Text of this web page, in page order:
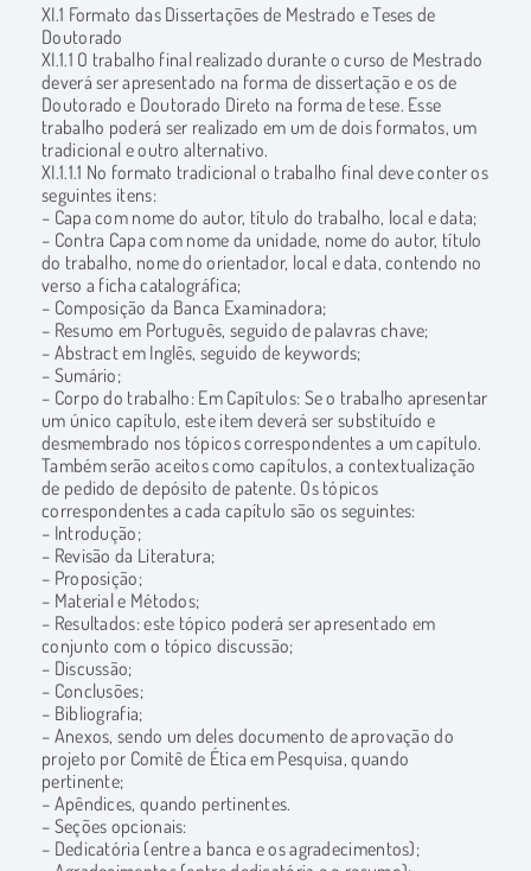
XI.1 Formato das Dissertações de Mestrado e Teses de
Doutorado
XI.1.1 O trabalho final realizado durante o curso de Mestrado
deverá ser apresentado na forma de dissertação e os de
Doutorado e Doutorado Direto na forma de tese. Esse
trabalho poderá ser realizado em um de dois formatos, um
tradicional e outro alternativo.
XI.1.1.1 No formato tradicional o trabalho final deve conter os
seguintes itens:
– Capa com nome do autor, título do trabalho, local e data;
– Contra Capa com nome da unidade, nome do autor, título
do trabalho, nome do orientador, local e data, contendo no
verso a ficha catalográfica;
– Composição da Banca Examinadora;
– Resumo em Português, seguido de palavras chave;
– Abstract em Inglês, seguido de keywords;
– Sumário;
– Corpo do trabalho: Em Capítulos: Se o trabalho apresentar
um único capítulo, este item deverá ser substituído e
desmembrado nos tópicos correspondentes a um capítulo.
Também serão aceitos como capítulos, a contextualização
de pedido de depósito de patente. Os tópicos
correspondentes a cada capítulo são os seguintes:
– Introdução;
– Revisão da Literatura;
– Proposição;
– Material e Métodos;
– Resultados: este tópico poderá ser apresentado em
conjunto com o tópico discussão;
– Discussão;
– Conclusões;
– Bibliografia;
– Anexos, sendo um deles documento de aprovação do
projeto por Comitê de Ética em Pesquisa, quando
pertinente;
– Apêndices, quando pertinentes.
– Seções opcionais:
– Dedicatória (entre a banca e os agradecimentos);